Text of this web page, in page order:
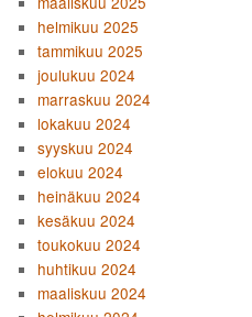
helmikuu 2025
tammikuu 2025
joulukuu 2024
marraskuu 2024
lokakuu 2024
syyskuu 2024
elokuu 2024
heinäkuu 2024
kesäkuu 2024
toukokuu 2024
huhtikuu 2024
maaliskuu 2024